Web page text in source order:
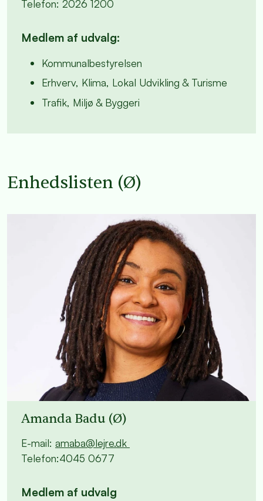
Telefon: 2026 1200
Medlem af udvalg:
Kommunalbestyrelsen
Erhverv, Klima, Lokal Udvikling & Turisme
Trafik, Miljø & Byggeri
Enhedslisten (Ø)
Amanda Badu (Ø)
E-mail: amaba@lejre.dk
Telefon:4045 0677
Medlem af udvalg